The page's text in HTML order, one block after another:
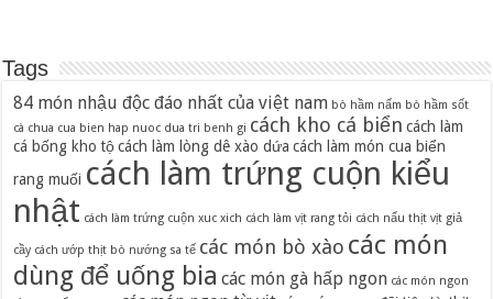
Tags
84 món nhậu độc đáo nhất của việt nam bò hầm nấm bò hầm sốt
cà chua cua bien hap nuoc dua tri benh gi cách kho cá biển cách làm
cá bống kho tộ cách làm lòng dê xào dứa cách làm món cua biển
rang muối cách làm trứng cuộn kiểu
nhật cách làm trứng cuộn xuc xich cách làm vịt rang tỏi cách nấu thịt vịt giả
cầy cách ướp thịt bò nướng sa tế các món bò xào các món
dùng để uống bia các món gà hấp ngon các món ngon